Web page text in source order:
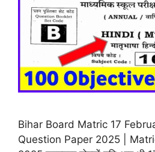
Bihar Board Matric 17
Question Paper 2025 |